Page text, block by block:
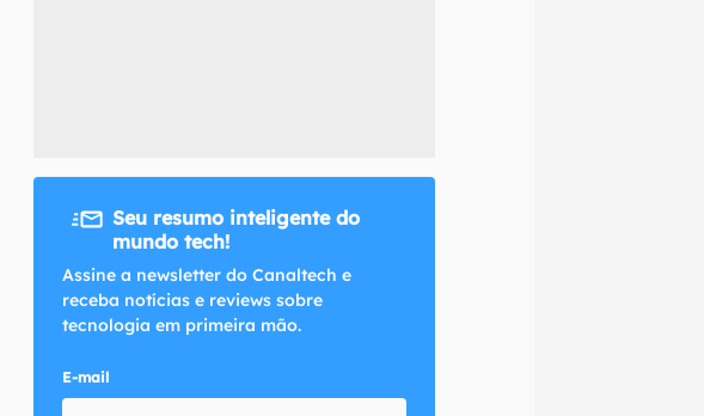
de Privacidade do Canaltech.
Seu resumo inteligente do
mundo tech!
Assine a newsletter do Canaltech e
receba notícias e reviews sobre
tecnologia em primeira mão.
E-mail